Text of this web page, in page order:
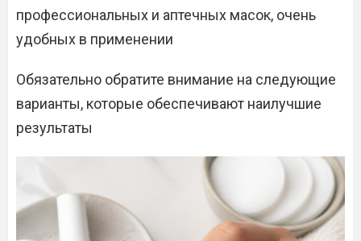
профессиональных и аптечных масок, очень
удобных в применении
Обязательно обратите внимание на следующие
варианты, которые обеспечивают наилучшие
результаты